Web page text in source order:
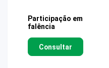
Participação em
falência
Consultar